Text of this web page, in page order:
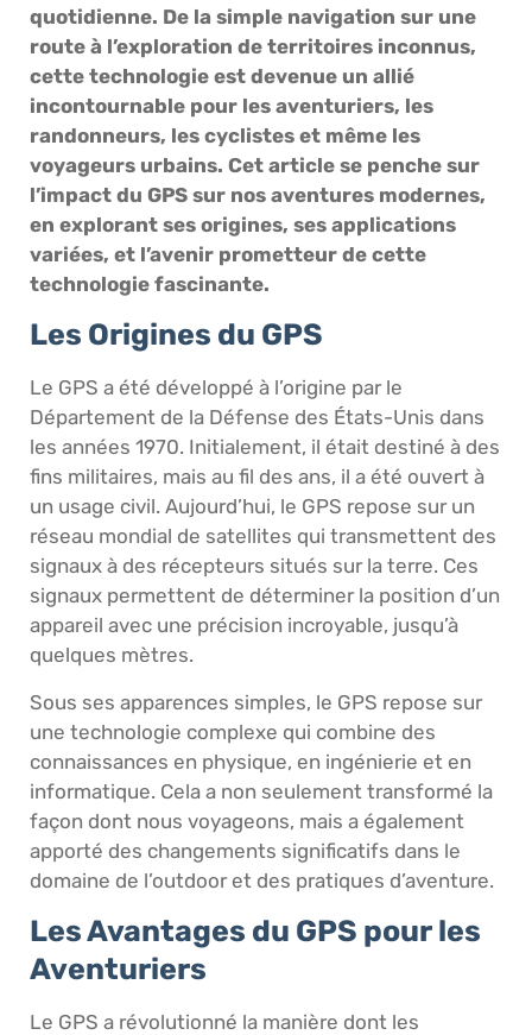
quotidienne. De la simple navigation sur une
route à l’exploration de territoires inconnus,
cette technologie est devenue un allié
incontournable pour les aventuriers, les
randonneurs, les cyclistes et même les
voyageurs urbains. Cet article se penche sur
l’impact du GPS sur nos aventures modernes,
en explorant ses origines, ses applications
variées, et l’avenir prometteur de cette
technologie fascinante.
Les Origines du GPS
Le GPS a été développé à l’origine par le
Département de la Défense des États-Unis dans
les années 1970. Initialement, il était destiné à des
fins militaires, mais au fil des ans, il a été ouvert à
un usage civil. Aujourd’hui, le GPS repose sur un
réseau mondial de satellites qui transmettent des
signaux à des récepteurs situés sur la terre. Ces
signaux permettent de déterminer la position d’un
appareil avec une précision incroyable, jusqu’à
quelques mètres.
Sous ses apparences simples, le GPS repose sur
une technologie complexe qui combine des
connaissances en physique, en ingénierie et en
informatique. Cela a non seulement transformé la
façon dont nous voyageons, mais a également
apporté des changements significatifs dans le
domaine de l’outdoor et des pratiques d’aventure.
Les Avantages du GPS pour les
Aventuriers
Le GPS a révolutionné la manière dont les